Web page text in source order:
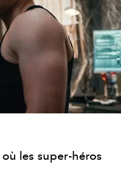
les super-héros